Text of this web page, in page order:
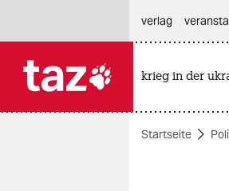
themen
verlag
krieg in der
Startseite